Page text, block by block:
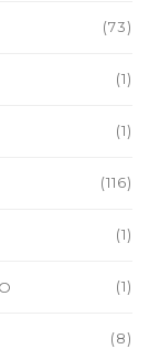
(73)
(1)
(1)
(116)
(1)
(1)
(8)